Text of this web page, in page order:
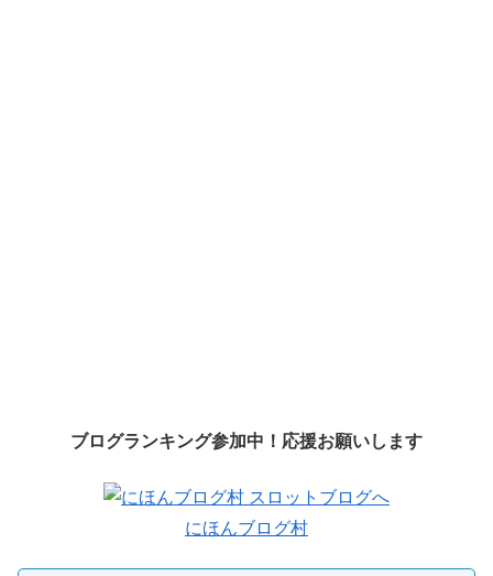
ブログランキング参加中！応援お願いします
にほんブログ村